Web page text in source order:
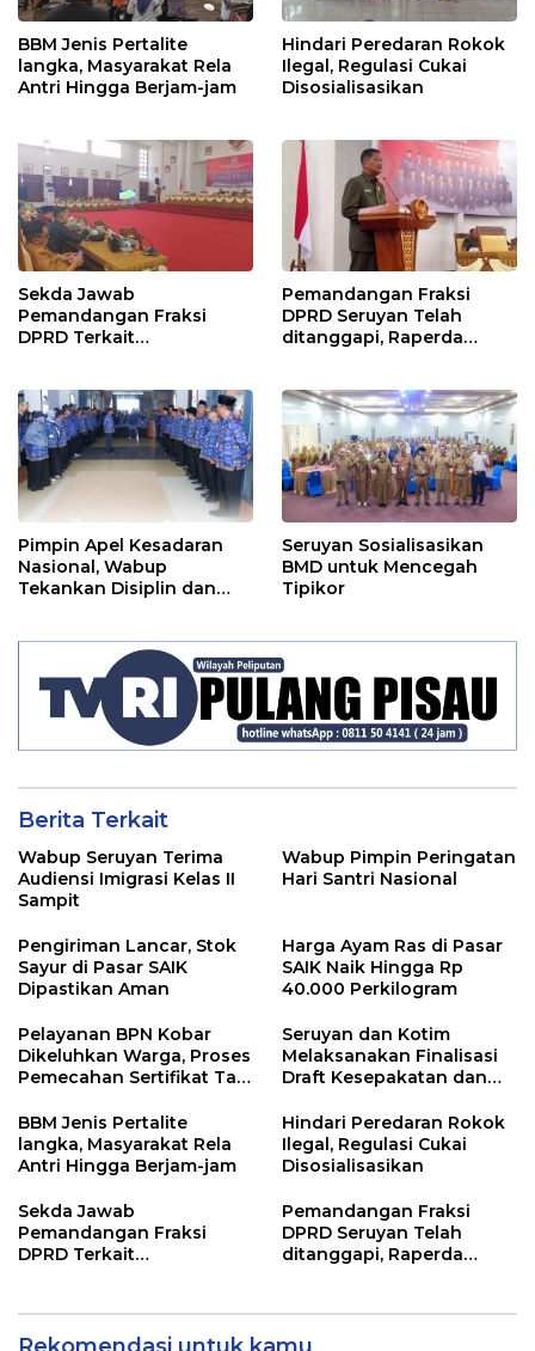
BBM Jenis Pertalite
langka, Masyarakat Rela
Antri Hingga Berjam-jam
Hindari Peredaran Rokok
Ilegal, Regulasi Cukai
Disosialisasikan
Sekda Jawab
Pemandangan Fraksi
DPRD Terkait
2024
Pemandangan Fraksi
DPRD Seruyan Telah
ditanggapi, Raperda
Pimpin Apel Kesadaran
Nasional, Wabup
Tekankan Disiplin dan
Seruyan Sosialisasikan
BMD untuk Mencegah
Tipikor
Berita Terkait
Wabup Seruyan Terima
Audiensi Imigrasi Kelas II
Sampit
Wabup Pimpin Peringatan
Hari Santri Nasional
Pengiriman Lancar, Stok
Sayur di Pasar SAIK
Dipastikan Aman
Harga Ayam Ras di Pasar
SAIK Naik Hingga Rp
40.000 Perkilogram
Pelayanan BPN Kobar
Dikeluhkan Warga, Proses
Pemecahan Sertifikat Tak
Seruyan dan Kotim
Melaksanakan Finalisasi
Draft Kesepakatan dan
BBM Jenis Pertalite
langka, Masyarakat Rela
Antri Hingga Berjam-jam
Hindari Peredaran Rokok
Ilegal, Regulasi Cukai
Disosialisasikan
Sekda Jawab
Pemandangan Fraksi
DPRD Terkait
2024
Pemandangan Fraksi
DPRD Seruyan Telah
ditanggapi, Raperda